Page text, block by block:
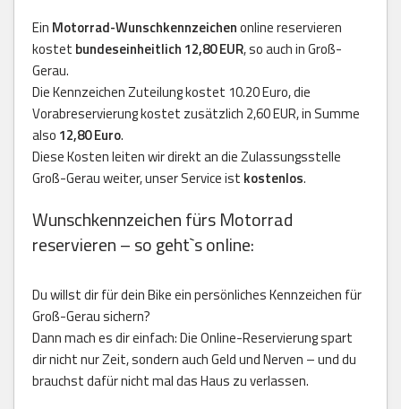
Ein Motorrad-Wunschkennzeichenonline reservieren
kostet bundeseinheitlich 12,80 EUR, so auch in Groß-
Gerau.
Die Kennzeichen Zuteilung kostet 10.20 Euro, die
Vorabreservierung kostet zusätzlich 2,60 EUR, in Summe
also 12,80 Euro.
Diese Kosten leiten wir direkt an die Zulassungsstelle
Groß-Gerau weiter, unser Service ist kostenlos.
Wunschkennzeichen fürs Motorrad
reservieren – so geht`s online:
Du willst dir für dein Bike ein persönliches Kennzeichen für
Groß-Gerau sichern?
Dann mach es dir einfach: Die Online-Reservierung spart
dir nicht nur Zeit, sondern auch Geld und Nerven – und du
brauchst dafür nicht mal das Haus zu verlassen.